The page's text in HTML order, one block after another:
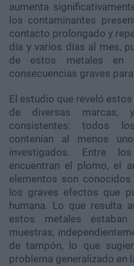
aumenta
los contaminantes
contacto prolongado y
día y varios días al mes,
de estos metales en
consecuencias graves
El estudio que reveló
de diversas marcas,
consistentes: todos
contenían al menos
investigados. Entre
encuentran el plomo, el
elementos son
los graves efectos que
humana. Lo que resulta
estos metales
muestras,
de tampón, lo que
problema generalizado en